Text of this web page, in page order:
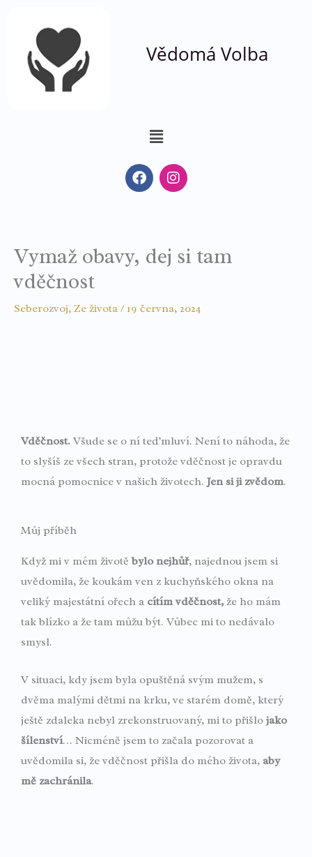
obsah
Vědomá Volba
Nabídka
F
a
c
k
I
n
s
a
Vymaž obavy, dej si tam
vděčnost
Seberozvoj, Ze života / 19 června, 2024
Vděčnost. Všude se o ní teď mluví. Není to náhoda, že
to slyšíš ze všech stran, protože vděčnost je opravdu
mocná pomocnice v našich životech. Jen si ji zvědom.
Můj příběh
Když mi v mém životěbylo nejhůř, najednou jsem si
uvědomila, že koukám ven z kuchyňského okna na
veliký majestátní ořech a cítím vděčnost, že ho mám
tak blízko a že tam můžu být. Vůbec mi to nedávalo
smysl.
V situaci, kdy jsem byla opuštěná svým mužem, s
dvěma malými dětmi na krku, ve starém domě, který
ještě zdaleka nebyl zrekonstruovaný, mi to přišlo jako
šílenství… Nicméně jsem to začala pozorovat a
uvědomila si, že vděčnost přišla do mého života, aby
mě zachránila.